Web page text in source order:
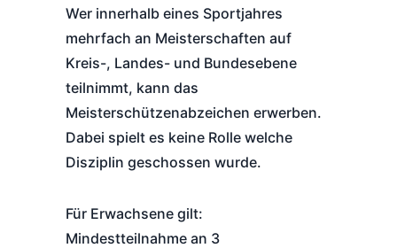
Wer innerhalb eines Sportjahres
mehrfach an Meisterschaften auf
Kreis-, Landes- und Bundesebene
teilnimmt, kann das
Meisterschützenabzeichen erwerben.
Dabei spielt es keine Rolle welche
Disziplin geschossen wurde.
Für Erwachsene gilt:
Mindestteilnahme an 3